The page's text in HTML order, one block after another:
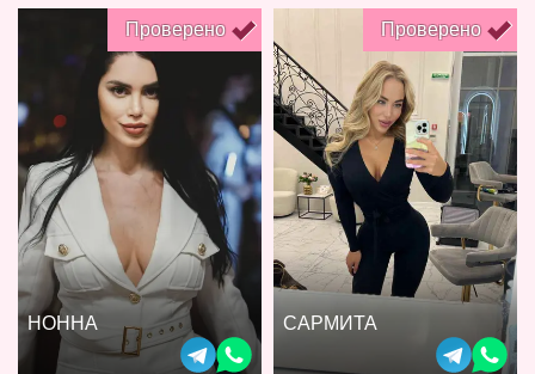
Проверено
НОННА
Проверено
САРМИТА